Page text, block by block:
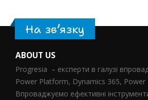
На зв’язку
ABOUT US
Progresia – експерти в галузі
Power Platform, Dynamics 365, Power
Впроваджуємо ефективні